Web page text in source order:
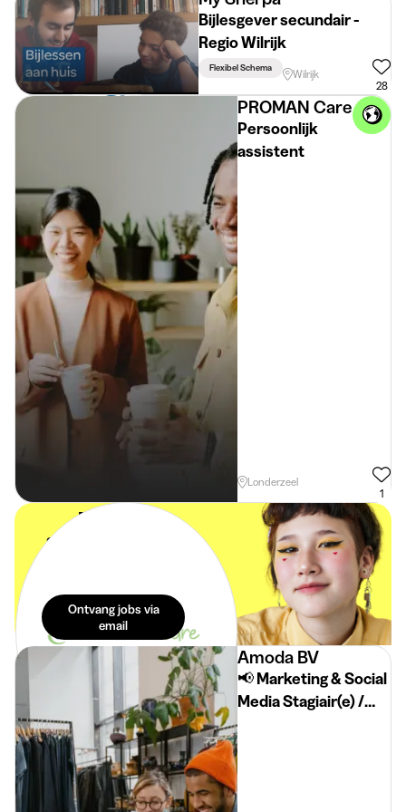
Bijlesgever secundair -
Regio Wilrijk
Flexibel Schema
Wilrijk
28
PROMAN Care
Persoonlijk
assistent
Londerzeel
1
De beste
studentenjobs in
Ontvang jobs via
email
Amoda BV
📢 Marketing & Social
Media Stagiair(e) /
Jobstudent gezocht